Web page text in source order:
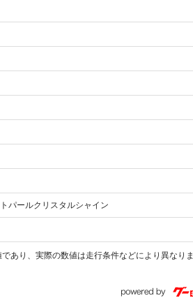
パールクリスタルシャイン
あり、実際の数値は走行条件などにより異なりま